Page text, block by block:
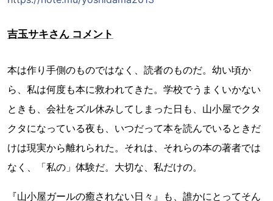
吉玉サキさん コメント
本は作り手側のものではなく、読者のものだ。幼い頃か
ら、私は何度も本に救われてきた。学校でうまくいかない
ときも、会社をズル休みしてしまった日も、山小屋でクタ
クタになっている夜も、いつだって本を読んでいるときだ
けは現実から離れられた。それは、それらの本の著者では
なく、「私の」体験だ。大切な、私だけの。
『山小屋ガールの癒されない日々』も、誰かにとってそん